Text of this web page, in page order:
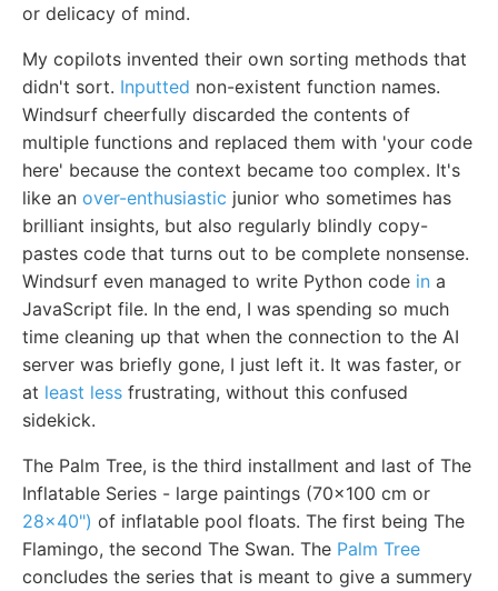
or delicacy of mind.
My copilots invented their own sorting methods that
didn't sort. Inputted non-existent function names.
Windsurf cheerfully discarded the contents of
multiple functions and replaced them with 'your code
here' because the context became too complex. It's
like an over-enthusiastic junior who sometimes has
brilliant insights, but also regularly blindly copy-
pastes code that turns out to be complete nonsense.
Windsurf even managed to write Python code in a
JavaScript file. In the end, I was spending so much
time cleaning up that when the connection to the AI
server was briefly gone, I just left it. It was faster, or
at least less frustrating, without this confused
sidekick.
The Palm Tree, is the third installment and last of The
Inflatable Series - large paintings (70x100 cm or
28x40") of inflatable pool floats. The first being The
Flamingo, the second The Swan. The Palm Tree
concludes the series that is meant to give a summery